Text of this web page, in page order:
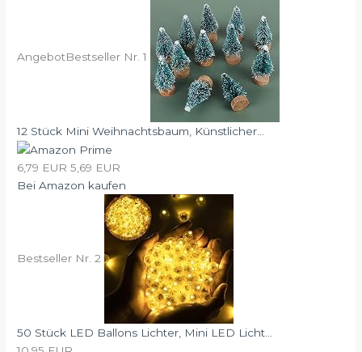
AngebotBestseller Nr. 1
12 Stück Mini Weihnachtsbaum, Künstlicher...
6,79 EUR 5,69 EUR
Bei Amazon kaufen
Bestseller Nr. 2
50 Stück LED Ballons Lichter, Mini LED Licht...